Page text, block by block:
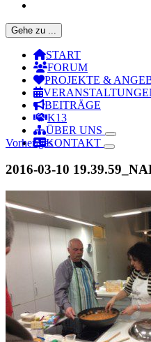
Gehe zu ...
START
FORUM
PROJEKTE &
BEITRÄGE
K13
ÜBER UNS
KONTAKT
Vorheriges
2016-03-10